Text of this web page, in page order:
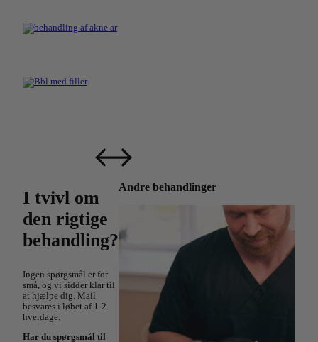
I tvivl om
den rigtige
behandling?
Ingen spørgsmål er for
små, og vi sidder klar til
at hjælpe dig. Mail
besvares i løbet af 1-2
hverdage.
Har du spørgsmål til
Andre behandlinger